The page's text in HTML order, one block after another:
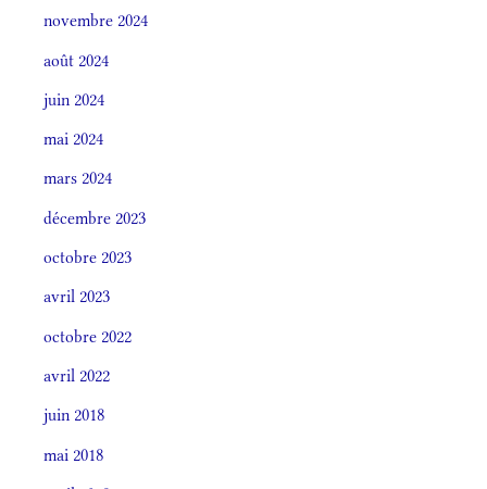
novembre 2024
août 2024
juin 2024
mai 2024
mars 2024
décembre 2023
octobre 2023
avril 2023
octobre 2022
avril 2022
juin 2018
mai 2018